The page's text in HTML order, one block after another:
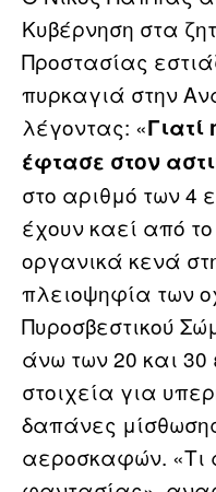
Κυβέρνηση στα
Προστασίας
πυρκαγιά στην
λέγοντας: «Γιατί
έφτασε στον
στο αριθμό των 4
έχουν καεί από
οργανικά κενά
πλειοψηφία των
Πυροσβεστικού
άνω των 20 και
στοιχεία για
δαπάνες
αεροσκαφών. «Τι